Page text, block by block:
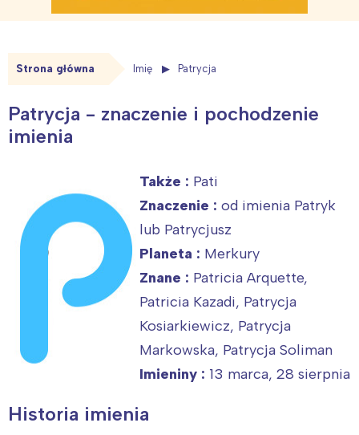
Strona główna Imię Patrycja
Patrycja - znaczenie i pochodzenie
imienia
Także : Pati
Znaczenie : od imienia Patryk
lub Patrycjusz
Planeta : Merkury
Znane : Patricia Arquette,
Patricia Kazadi, Patrycja
Kosiarkiewicz, Patrycja
Markowska, Patrycja Soliman
Imieniny : 13 marca, 28 sierpnia
Historia imienia